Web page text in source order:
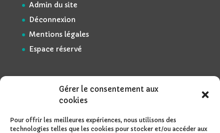
Gérer le consentement aux
cookies
Pour offrir les meilleures expériences, nous utilisons des
technologies telles que les cookies pour stocker et/ou accéder aux
Admin du site
Déconnexion
Mentions légales
Espace réservé